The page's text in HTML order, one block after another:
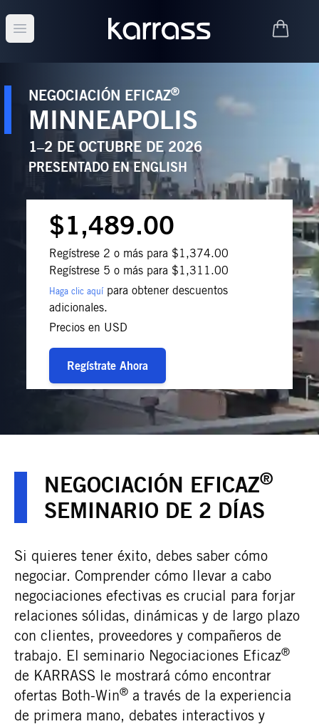
Open main menu
NEGOCIACIÓN EFICAZ®
MINNEAPOLIS
1–2 DE OCTUBRE DE 2026
PRESENTADO EN ENGLISH
$1,489.00
Regístrese 2 o más para $1,374.00
Regístrese 5 o más para $1,311.00
Haga clic aquí para obtener descuentos
adicionales.
Precios en USD
Regístrate Ahora
NEGOCIACIÓN EFICAZ®
SEMINARIO DE 2 DÍAS
Si quieres tener éxito, debes saber cómo
negociar. Comprender cómo llevar a cabo
negociaciones efectivas es crucial para forjar
relaciones sólidas, dinámicas y de largo plazo
con clientes, proveedores y compañeros de
trabajo. El seminario Negociaciones Eficaz®
de KARRASS le mostrará cómo encontrar
ofertas Both-Win® a través de la experiencia
de primera mano, debates interactivos y